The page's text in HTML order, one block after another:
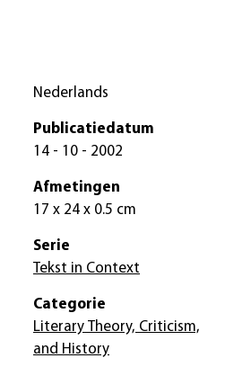
Nederlands
Publicatiedatum
14 - 10 - 2002
Afmetingen
17 x 24 x 0.5 cm
Serie
Tekst in Context
Categorie
Literary Theory, Criticism,
and History